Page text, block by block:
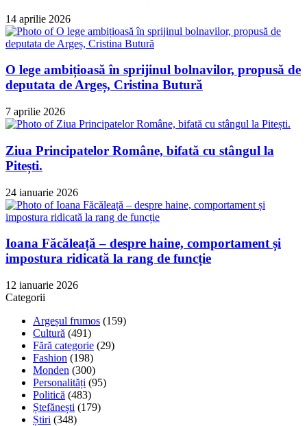
14 aprilie 2026
O lege ambițioasă în sprijinul bolnavilor, propusă de
deputata de Argeș, Cristina Butură
7 aprilie 2026
Ziua Principatelor Române, bifată cu stângul la
Pitești.
24 ianuarie 2026
Ioana Făcăleață – despre haine, comportament și
impostura ridicată la rang de funcție
12 ianuarie 2026
Categorii
Argeșul frumos (159)
Cultură (491)
Fără categorie (29)
Fashion (198)
Monden (300)
Personalități (95)
Politică (483)
Ștefănești (179)
Știri (348)